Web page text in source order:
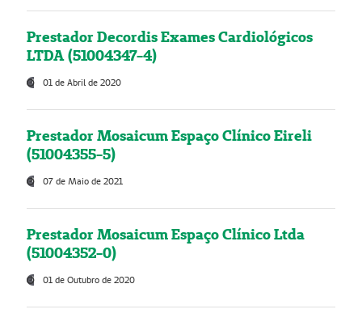
Prestador Decordis Exames Cardiológicos
LTDA (51004347-4)
01 de Abril de 2020
Prestador Mosaicum Espaço Clínico Eireli
(51004355-5)
07 de Maio de 2021
Prestador Mosaicum Espaço Clínico Ltda
(51004352-0)
01 de Outubro de 2020